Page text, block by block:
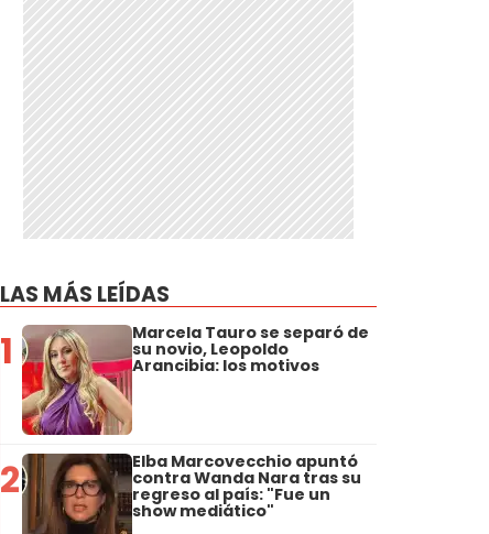
LAS MÁS LEÍDAS
1 Marcela Tauro se separó de
su novio, Leopoldo
Arancibia: los motivos
2 Elba Marcovecchio apuntó
contra Wanda Nara tras su
regreso al país: "Fue un
show mediático"